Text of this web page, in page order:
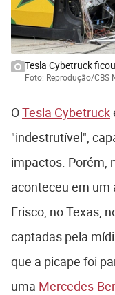
Tesla Cybetruck
Foto: Reprodução/CBS
OTesla Cybetruck
"indestrutível",
impactos. Porém,
aconteceu em um
Frisco, no Texas,
captadas pela
que a picape foi
uma Mercedes-